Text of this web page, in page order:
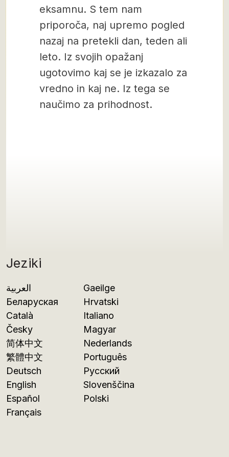
Jeziki
العربية
Беларуская
Català
Česky
简体中文
繁體中文
Deutsch
English
Español
Français
Gaeilge
Hrvatski
Italiano
Magyar
Nederlands
Português
Русский
Slovenščina
Polski
eksamnu. S tem nam
priporoča, naj upremo pogled
nazaj na pretekli dan, teden ali
leto. Iz svojih opažanj
ugotovimo kaj se je izkazalo za
vredno in kaj ne. Iz tega se
naučimo za prihodnost.